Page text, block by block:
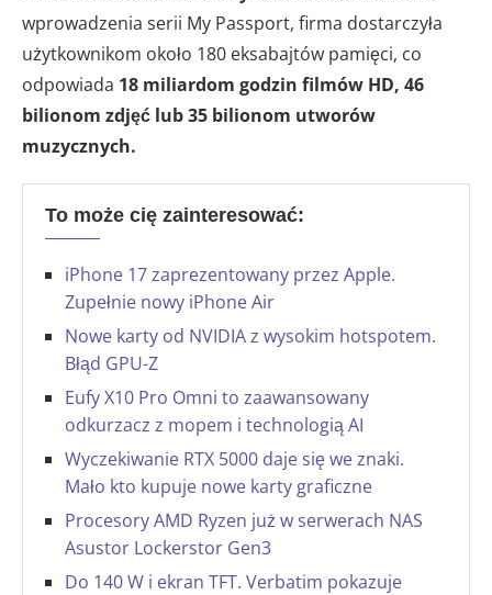
wprowadzenia serii My Passport, firma dostarczyła
użytkownikom około 180 eksabajtów pamięci, co
odpowiada 18 miliardom godzin filmów HD, 46
bilionom zdjęć lub 35 bilionom utworów
muzycznych.
To może cię zainteresować:
iPhone 17 zaprezentowany przez Apple.
Zupełnie nowy iPhone Air
Nowe karty od NVIDIA z wysokim hotspotem.
Błąd GPU-Z
Eufy X10 Pro Omni to zaawansowany
odkurzacz z mopem i technologią AI
Wyczekiwanie RTX 5000 daje się we znaki.
Mało kto kupuje nowe karty graficzne
Procesory AMD Ryzen już w serwerach NAS
Asustor Lockerstor Gen3
Do 140 W i ekran TFT. Verbatim pokazuje